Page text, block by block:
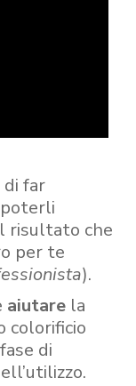
di far
risultato che
per te
).
aiutare la
colorificio
di